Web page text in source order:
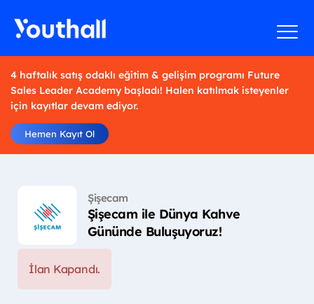
4 haftalık satış odaklı eğitim & gelişim programı Future
Sales Leader Academy başladı! Halen katılmak isteyenler
için kayıtlar devam ediyor.
Hemen Kayıt Ol
Şişecam
Şişecam ile Dünya Kahve
Gününde Buluşuyoruz!
İlan Kapandı.